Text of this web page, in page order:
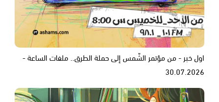
اول خبر - من مؤتمر الشّمس إلى حملة الطرق.. ملفات الساعة -
30.07.2026